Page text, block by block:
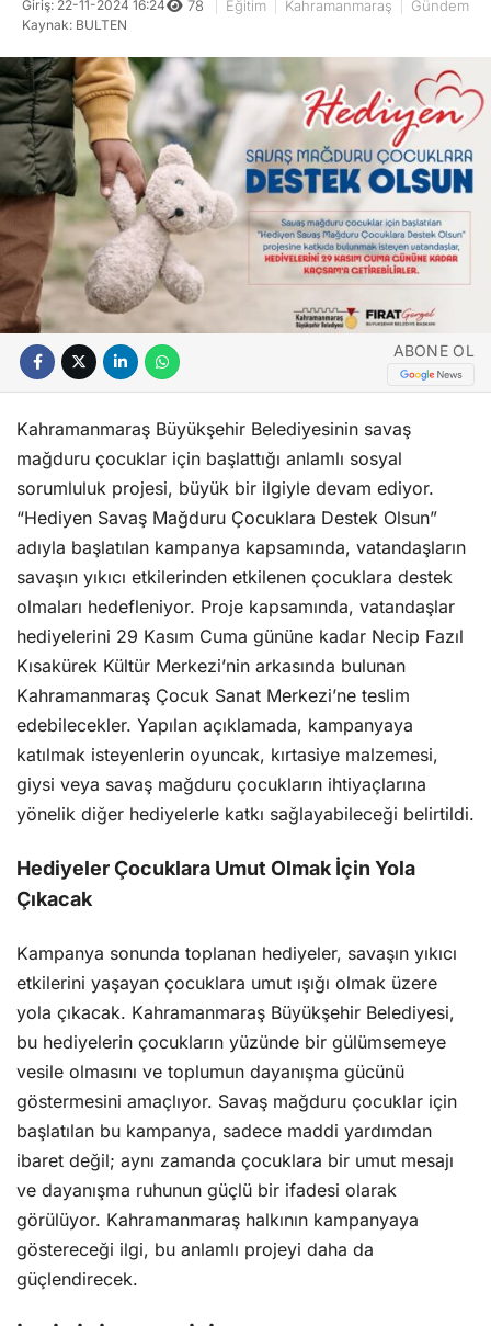
Giriş: 22-11-2024 16:24
Kaynak: BULTEN
78 Eğitim Kahramanmaraş Gündem
ABONE OL
Kahramanmaraş Büyükşehir Belediyesinin savaş
mağduru çocuklar için başlattığı anlamlı sosyal
sorumluluk projesi, büyük bir ilgiyle devam ediyor.
“Hediyen Savaş Mağduru Çocuklara Destek Olsun”
adıyla başlatılan kampanya kapsamında, vatandaşların
savaşın yıkıcı etkilerinden etkilenen çocuklara destek
olmaları hedefleniyor. Proje kapsamında, vatandaşlar
hediyelerini 29 Kasım Cuma gününe kadar Necip Fazıl
Kısakürek Kültür Merkezi’nin arkasında bulunan
Kahramanmaraş Çocuk Sanat Merkezi’ne teslim
edebilecekler. Yapılan açıklamada, kampanyaya
katılmak isteyenlerin oyuncak, kırtasiye malzemesi,
giysi veya savaş mağduru çocukların ihtiyaçlarına
yönelik diğer hediyelerle katkı sağlayabileceği belirtildi.
Hediyeler Çocuklara Umut Olmak İçin Yola
Çıkacak
Kampanya sonunda toplanan hediyeler, savaşın yıkıcı
etkilerini yaşayan çocuklara umut ışığı olmak üzere
yola çıkacak. Kahramanmaraş Büyükşehir Belediyesi,
bu hediyelerin çocukların yüzünde bir gülümsemeye
vesile olmasını ve toplumun dayanışma gücünü
göstermesini amaçlıyor. Savaş mağduru çocuklar için
başlatılan bu kampanya, sadece maddi yardımdan
ibaret değil; aynı zamanda çocuklara bir umut mesajı
ve dayanışma ruhunun güçlü bir ifadesi olarak
görülüyor. Kahramanmaraş halkının kampanyaya
göstereceği ilgi, bu anlamlı projeyi daha da
güçlendirecek.